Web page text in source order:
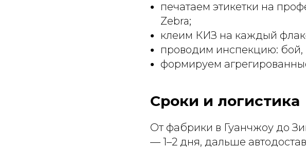
печатаем этикетки на
Zebra;
клеим КИЗ на каждый
проводим инспекцию: бой,
формируем
Сроки и логистика
От фабрики в Гуанчжоу до
— 1–2 дня, дальше